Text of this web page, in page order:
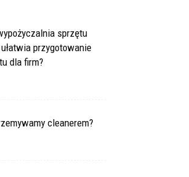
sprzętu
przygotowanie
dla firm?
cleanerem?